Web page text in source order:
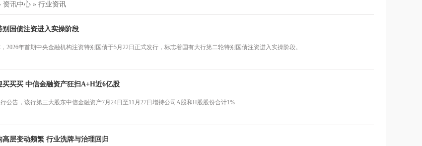
资讯中心 » 行业资讯
别国债注资进入实操阶段
2026年首期中央金融机构注资特别国债于5月22日正式发行，标志着国有大行第二轮特别国债注资进入实操阶段。
买买买 中信金融资产狂扫A+H近6亿股
公告，该行第三大股东中信金融资产7月24日至11月27日增持公司A股和H股股份合计1%
层变动频繁 行业洗牌与治理回归